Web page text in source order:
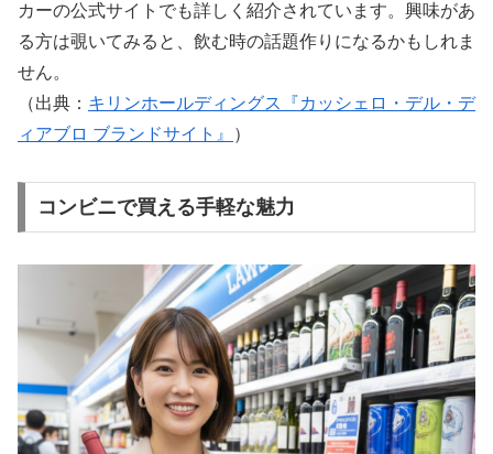
カーの公式サイトでも詳しく紹介されています。興味があ
る方は覗いてみると、飲む時の話題作りになるかもしれま
せん。
（出典： キリンホールディングス『カッシェロ・デル・デ
ィアブロ ブランドサイト』
）
コンビニで買える手軽な魅力